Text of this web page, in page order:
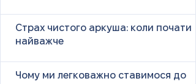
Страх чистого аркуша: коли почати
найважче
Чому ми легковажно ставимося до